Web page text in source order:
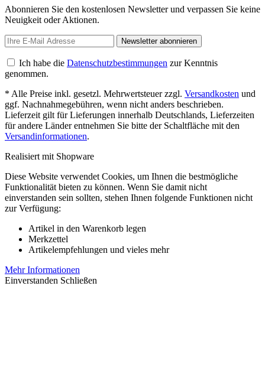
Abonnieren Sie den kostenlosen Newsletter und verpassen Sie keine
Neuigkeit oder Aktionen.
Newsletter abonnieren
Ich habe die Datenschutzbestimmungen zur Kenntnis
genommen.
* Alle Preise inkl. gesetzl. Mehrwertsteuer zzgl. Versandkosten und
ggf. Nachnahmegebühren, wenn nicht anders beschrieben.
Lieferzeit gilt für Lieferungen innerhalb Deutschlands, Lieferzeiten
für andere Länder entnehmen Sie bitte der Schaltfläche mit den
Versandinformationen.
Realisiert mit Shopware
Diese Website verwendet Cookies, um Ihnen die bestmögliche
Funktionalität bieten zu können. Wenn Sie damit nicht
einverstanden sein sollten, stehen Ihnen folgende Funktionen nicht
zur Verfügung:
Artikel in den Warenkorb legen
Merkzettel
Artikelempfehlungen und vieles mehr
Mehr Informationen
Einverstanden Schließen